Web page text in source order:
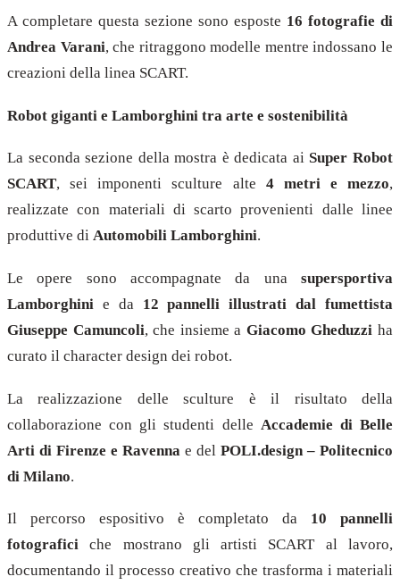
A completare questa sezione sono esposte 16 fotografie di
Andrea Varani, che ritraggono modelle mentre indossano le
creazioni della linea SCART.
Robot giganti e Lamborghini tra arte e sostenibilità
La seconda sezione della mostra è dedicata ai Super Robot
SCART, sei imponenti sculture alte 4 metri e mezzo,
realizzate con materiali di scarto provenienti dalle linee
produttive di Automobili Lamborghini.
Le opere sono accompagnate da una supersportiva
Lamborghini e da 12 pannelli illustrati dal fumettista
Giuseppe Camuncoli, che insieme a Giacomo Gheduzzi ha
curato il character design dei robot.
La realizzazione delle sculture è il risultato della
collaborazione con gli studenti delle Accademie di Belle
Arti di Firenze e Ravenna e del POLI.design – Politecnico
di Milano.
Il percorso espositivo è completato da 10 pannelli
fotografici che mostrano gli artisti SCART al lavoro,
documentando il processo creativo che trasforma i materiali